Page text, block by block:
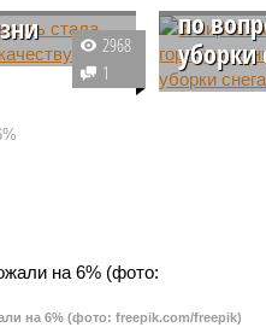
область
уровнем
позиции.
2968
1
по
уборки
После
расчистку
на 6% (фото: freepik.com/freepik)